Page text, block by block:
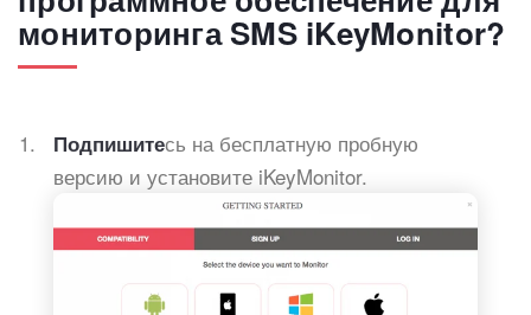
мониторинга SMS iKeyMonitor?
Подпишитесь на бесплатную пробную
версию и установите iKeyMonitor.